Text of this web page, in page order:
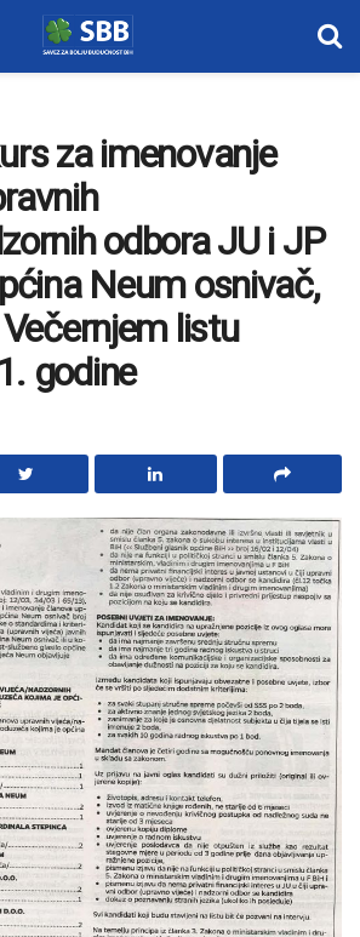
za imenovanje
odbora JU i JP
Neum osnivač,
listu
godine